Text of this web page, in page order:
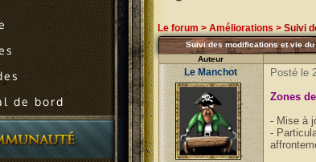
de bord
Le forum > Améliorations > Suivi
Suivi des modifications et vie du
Auteur
Le Manchot
Posté le
Zones
- Mise à
-